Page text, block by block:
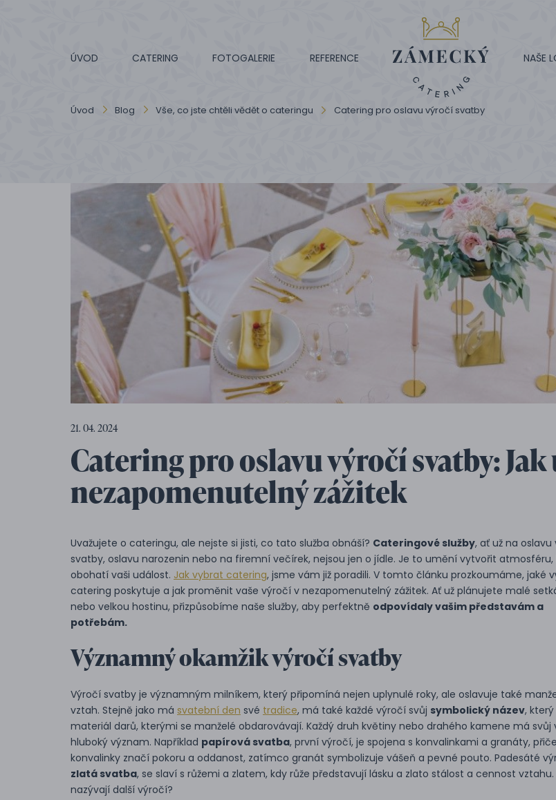
ÚVOD CATERING FOTOGALERIE REFERENCE NAŠE
Úvod Blog Vše, co jste chtěli vědět o cateringu Catering pro oslavu výročí svatby
21. 04. 2024
Catering pro oslavu výročí svatby:
nezapomenutelný zážitek
Uvažujete o cateringu, ale nejste si jisti, co tato služba obnáší? Cateringové služby, ať už na
svatby, oslavu narozenin nebo na firemní večírek, nejsou jen o jídle. Je to umění vytvořit atmosféru,
obohatí vaši událost. Jak vybrat catering, jsme vám již poradili. V tomto článku prozkoumáme, jaké
catering poskytuje a jak proměnit vaše výročí v nezapomenutelný zážitek. Ať už plánujete malé
nebo velkou hostinu, přizpůsobíme naše služby, aby perfektně odpovídaly vašim představám a
potřebám.
Významný okamžik výročí svatby
Výročí svatby je významným milníkem, který připomíná nejen uplynulé roky, ale oslavuje také
vztah. Stejně jako má svatební den své tradice, má také každé výročí svůj symbolický název,
materiál darů, kterými se manželé obdarovávají. Každý druh květiny nebo drahého kamene má svůj
hluboký význam. Například papírová svatba, první výročí, je spojena s konvalinkami a granáty,
konvalinky značí pokoru a oddanost, zatímco granát symbolizuje vášeň a pevné pouto. Padesáté
zlatá svatba, se slaví s růžemi a zlatem, kdy růže představují lásku a zlato stálost a cennost vztahu.
nazývají další výročí?